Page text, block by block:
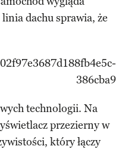
dachu sprawia, że
technologii. Na
przezierny w
który łączy